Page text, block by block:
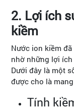
2. Lợi ích
kiềm
Nước ion kiềm
nhờ những lợi
Dưới đây là một
được cho là
Tính